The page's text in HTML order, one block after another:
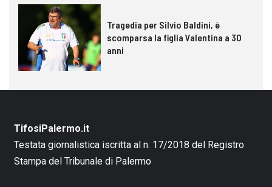
Tragedia per Silvio Baldini, è
scomparsa la figlia Valentina a 30
anni
TifosiPalermo.it
Testata giornalistica iscritta al n. 17/2018 del Registro
Stampa del Tribunale di Palermo